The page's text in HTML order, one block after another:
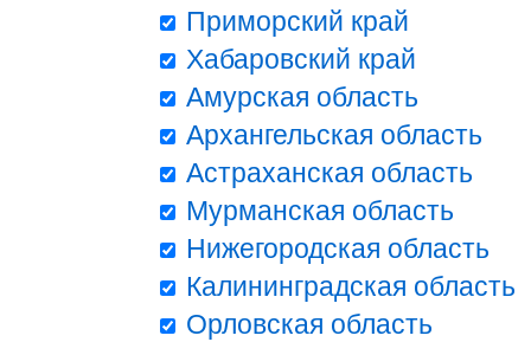
Приморский край
Хабаровский край
Амурская область
Архангельская область
Астраханская область
Мурманская область
Нижегородская область
Калининградская область
Орловская область